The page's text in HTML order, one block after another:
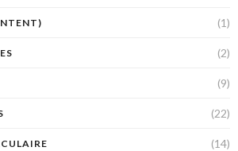
(1)
(2)
(9)
(22)
(14)